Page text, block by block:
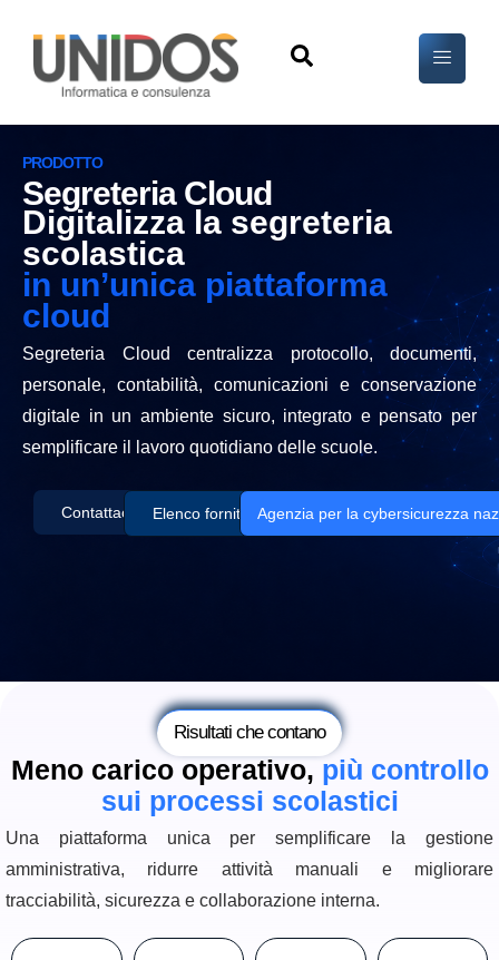
PRODOTTO
Segreteria Cloud
Digitalizza la segreteria
scolastica
in un’unica piattaforma
cloud
Segreteria Cloud centralizza protocollo, documenti,
personale, contabilità, comunicazioni e conservazione
digitale in un ambiente sicuro, integrato e pensato per
semplificare il lavoro quotidiano delle scuole.
Contattaci Elenco fornitoriAgenzia per la cybersicurezza
Risultati che contano
Meno carico operativo, più controllo
sui processi scolastici
Una piattaforma unica per semplificare la gestione
amministrativa, ridurre attività manuali e migliorare
tracciabilità, sicurezza e collaborazione interna.